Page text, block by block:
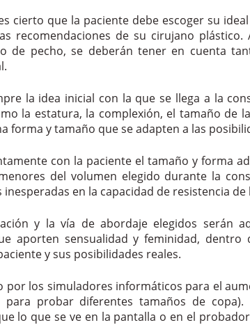
cierto que la paciente debe escoger su
recomendaciones de su cirujano
de pecho, se deberán tener en cuenta
la idea inicial con la que se llega a la
la estatura, la complexión, el tamaño de
forma y tamaño que se adapten a las
con la paciente el tamaño y forma
del volumen elegido durante la
en la capacidad de resistencia
y la vía de abordaje elegidos serán
aporten sensualidad y feminidad, dentro
y sus posibilidades reales.
por los simuladores informáticos para el
probar diferentes tamaños de
lo que se ve en la pantalla o en el